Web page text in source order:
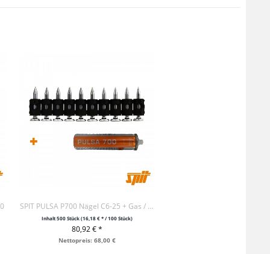
SPIT PULSA P700 Nägel C6-25 + Gas / VE500
Inhalt500 Stück(16,18 € * / 100 Stück)
80,92 € *
+ IN DEN WARENKORB
Nettopreis: 68,00 €